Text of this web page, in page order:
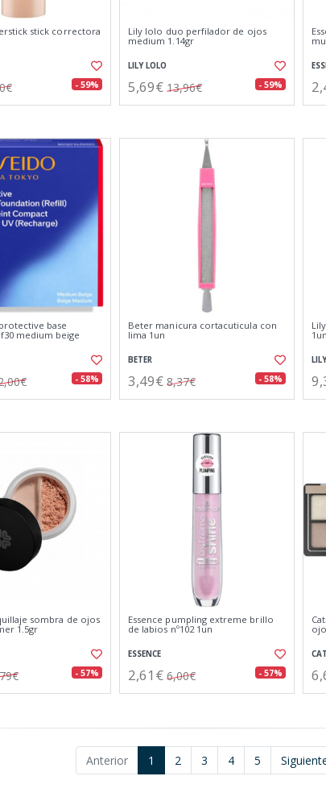
stick correctora
- 59%
Lily lolo duo perfilador de ojos
medium 1.14gr
LILY LOLO
5,69€ 13,96€ - 59%
base
medium beige
- 58%
Beter manicura cortacuticula con
lima 1un
BETER
3,49€ 8,37€ - 58%
1un
sombra de ojos
1.5gr
- 57%
Essence pumpling extreme brillo
de labios nº102 1un
ESSENCE
2,61€ 6,00€ - 57%
Anterior 1 2 3 4 5